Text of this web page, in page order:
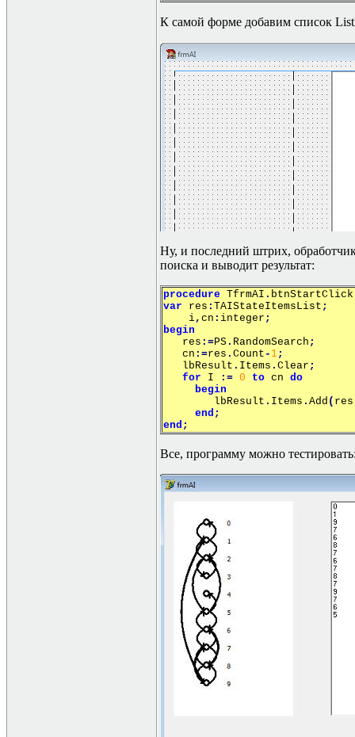
К самой форме добавим список
Ну, и последний штрих,
поиска и выводит результат:
procedure TfrmAI . btnStartClick
var
res : TAIStateItemsList ;
i, cn : integer ;
begin
res :=PS . RandomSearch ;
cn :=res . Count - 1;
lbResult . Items . Clear ;
for
I := 0 to cn do
begin
lbResult . Items . Add ( res
end ;
end ;
Все, программу можно